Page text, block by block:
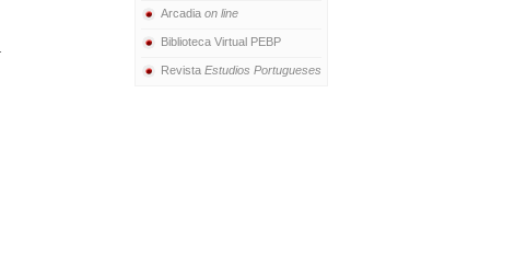
Arcadia on line
Biblioteca Virtual PEBP
Revista Estudios Portugueses